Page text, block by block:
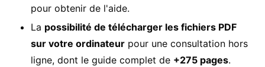
pour obtenir de l'aide.
La possibilité de télécharger les fichiers PDF
sur votre ordinateur pour une consultation hors
ligne, dont le guide complet de +275 pages.